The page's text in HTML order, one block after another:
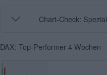
Chart-Check: Spezial
DAX: Top-Performer 4 Wochen